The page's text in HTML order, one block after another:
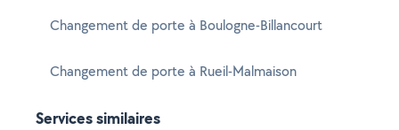
Changement de porte à Boulogne-Billancourt
Changement de porte à Rueil-Malmaison
Services similaires